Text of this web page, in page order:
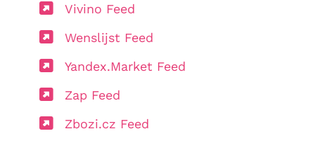
Vivino Feed
Wenslijst Feed
Yandex.Market Feed
Zap Feed
Zbozi.cz Feed